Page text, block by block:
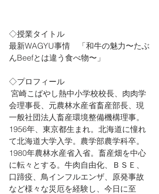
◇授業タイトル
最新WAGYU事情　「和牛の魅力〜たぶ
んBeefとは違う食べ物〜」
◇プロフィール
会理事長、元農林水産省畜産部長、現
一般社団法人畜産環境整備機構理事。
1956年、東京都生まれ。北海道に憧れ
て北海道大学入学。農学部農学科卒。
1980年農林水産省入省。畜産畑を中心
に転々とする。牛肉自由化、ＢＳＥ、
口蹄疫、鳥インフルエンザ、原発事故
など様々な災厄を経験し、今日に至